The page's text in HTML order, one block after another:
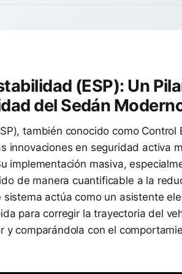
(ESP): Un
del Sedán
también conocido como Control
innovaciones en seguridad activa
implementación masiva,
de manera cuantificable a la
actúa como un asistente
para corregir la trayectoria del
comparándola con el